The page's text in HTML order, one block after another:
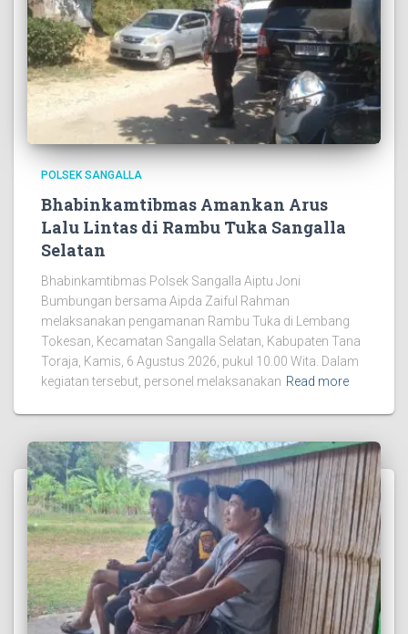
POLSEK SANGALLA
Bhabinkamtibmas Amankan Arus
Lalu Lintas di Rambu Tuka Sangalla
Selatan
Bhabinkamtibmas Polsek Sangalla Aiptu Joni
Bumbungan bersama Aipda Zaiful Rahman
melaksanakan pengamanan Rambu Tuka di Lembang
Tokesan, Kecamatan Sangalla Selatan, Kabupaten Tana
Toraja, Kamis, 6 Agustus 2026, pukul 10.00 Wita. Dalam
kegiatan tersebut, personel melaksanakan Read more